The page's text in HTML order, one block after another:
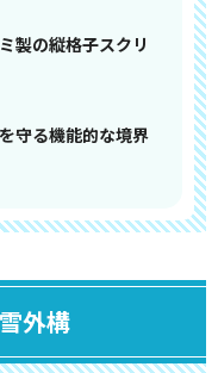
製の縦格子スクリ
守る機能的な境界
外構